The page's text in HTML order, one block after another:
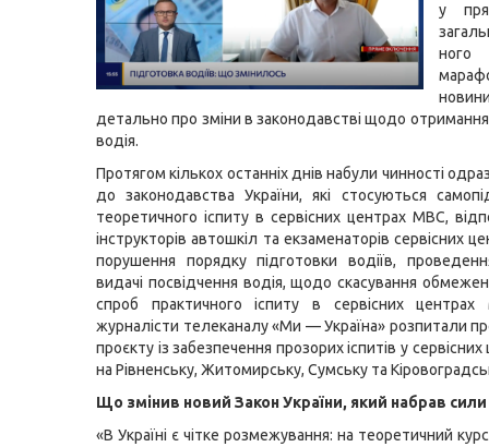
у
ного
детально про зміни в законодавстві щодо
водія.
Протягом кількох останніх днів набули чинності
до законодавства України, які стосуються
теоретичного іспиту в сервісних центрах МВС,
інструкторів автошкіл та екзаменаторів сервісних
порушення порядку підготовки водіїв,
видачі посвідчення водія, щодо скасування
спроб практичного іспиту в сервісних
журналісти телеканалу «Ми — Україна» розпитали
проєкту із забезпечення прозорих іспитів у
на Рівненську, Житомирську, Сумську та
Що змінив новий Закон України, який набрав сили
«В Україні є чітке розмежування: на теоретичний